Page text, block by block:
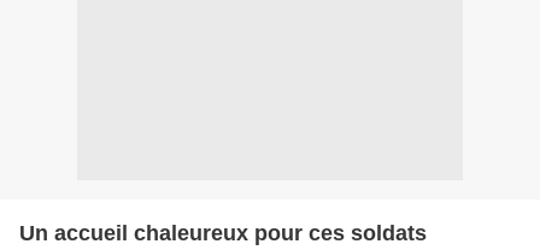
Un accueil chaleureux pour ces soldats